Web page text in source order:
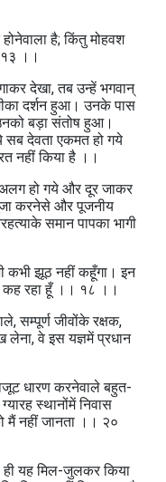
है; किंतु मोहवश
।।
देखा, तब उन्हें भगवान्‌
दर्शन हुआ। उनके पास
उनको बड़ा संतोष हुआ।
सब देवता एकमत हो गये
नहीं किया है ।।
अलग हो गये और दूर जाकर
करनेसे और पूजनीय
समान पापका भागी
कभी झूठ नहीं कहूँगा। इन
कह रहा हूँ ।। १८ ।।
सम्पूर्ण जीवोंके रक्षक,
वे इस यज्ञमें प्रधान
धारण करनेवाले बहुत-
स्थानोंमें निवास
मैं नहीं जानता ।। २०
ही यह मिल-जुलकर किया